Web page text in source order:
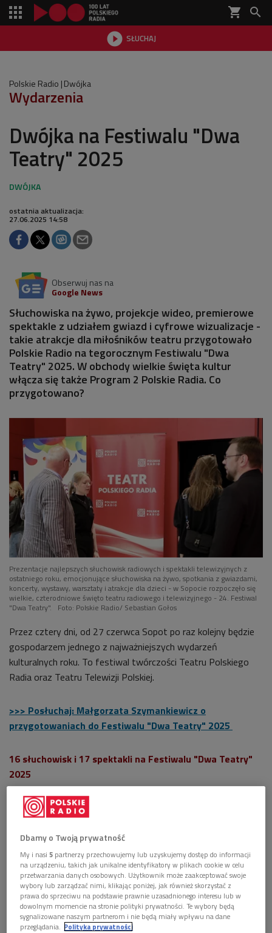
shopping_cart 
 SŁUCHAJ

Polskie Radio Dwójka
Wydarzenia
Dwójka na Festiwalu "Dwa
Teatry" 2025
ostatnia aktualizacja:
27.06.2025 14:58
Obserwuj nas na
Google News
Słuchowiska na żywo, projekcje wideo, premierowe
spektakle z udziałem gwiazd i cyfrowe wizualizacje -
takie atrakcje dla miłośników teatru przygotowało
Polskie Radio na tegorocznym Festiwalu "Dwa
Teatry" 2025. W obchody wielkie święta kultur
włącza się także Program 2 Polskie Radia. Co
przygotowano?
Prezentacje najlepszych słuchowisk radiowych i spektakli telewizyjnych z
ostatniego roku, emocjonujące słuchowiska na żywo, spotkania z gwiazdami,
koncerty, wystawy, warsztaty i atrakcje dla dzieci - w Sopocie rozpoczęło się
wielkie, czterodniowe święto teatru radiowego i telewizyjnego - 24. Festiwal
"Dwa Teatry".
Foto: Polskie Radio/ Sebastian Gołos
Przez cztery dni, od 27 czerwca Sopot po raz kolejny będzie
gospodarzem jednego z najważniejszych wydarzeń
kulturalnych roku. To festiwal twórczości Teatru Polskiego
Radia oraz Teatru Telewizji Polskiej.
>>> Posłuchaj: Małgorzata Szymankiewicz o
przygotowaniach do Festiwalu "Dwa Teatry" 2025
16 słuchowisk i 17 spektakli na Festiwalu "Dwa Teatry"
2025
W jego ramach zaprezentowanych zostanie 16 słuchowisk
radiowych i 17 spektakli telewizyjnych, które swoje premiery
spotkania z twórcami i aktorami, pokazy, panele dyskusyjne
oraz warsztaty. Wstęp na wszystkie wydarzenia jest
bezpłatny. Polskie Radio zaprasza również na plenerowe
audycje specjalne prosto z Sopotu.
Czytaj także:
Dbamy o Twoją prywatność
My i nasi5 partnerzy przechowujemy lub uzyskujemy dostęp do informacji
na urządzeniu, takich jak unikalne identyfikatory w plikach cookie w celu
przetwarzania danych osobowych. Użytkownik może zaakceptować swoje
wybory lub zarządzać nimi, klikając poniżej, jak również skorzystać z
prawa do sprzeciwu na podstawie prawnie uzasadnionego interesu lub w
dowolnym momencie na stronie polityki prywatności. Te wybory będą
sygnalizowane naszym partnerom i nie będą miały wpływu na dane
przeglądania. Polityka prywatności